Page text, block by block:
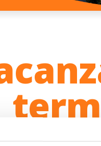
Passione sportiva e